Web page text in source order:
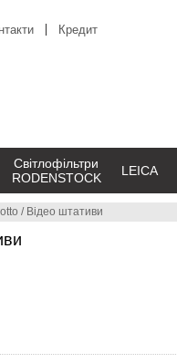
/ Відео штативи
Кредит
Світлофільтри
RODENSTOCK
LEICA